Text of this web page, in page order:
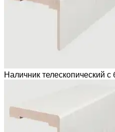
Наличник телескопический